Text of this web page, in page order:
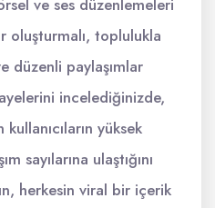
ve ses düzenlemeleri
oluşturmalı, toplulukla
düzenli paylaşımlar
incelediğinizde,
yüksek
sayılarına ulaştığını
herkesin viral bir içerik